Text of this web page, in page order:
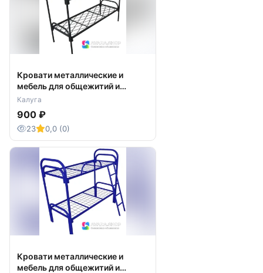
Кровати металлические и
мебель для общежитий и
рабочих
Калуга
900 ₽
23 0,0 (0)
Кровати металлические и
мебель для общежитий и